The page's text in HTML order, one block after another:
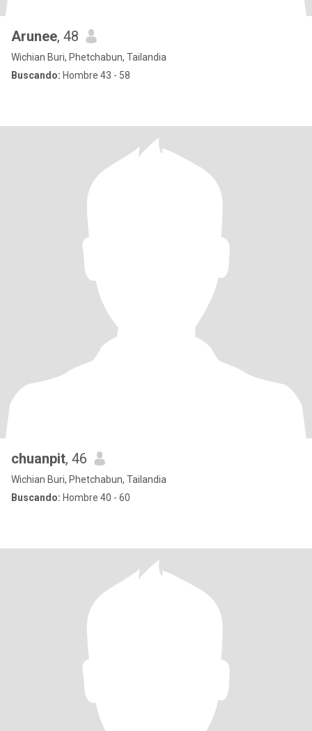
Arunee, 48
Wichian Buri, Phetchabun, Tailandia
Buscando: Hombre 43 - 58
chuanpit, 46
Wichian Buri, Phetchabun, Tailandia
Buscando: Hombre 40 - 60